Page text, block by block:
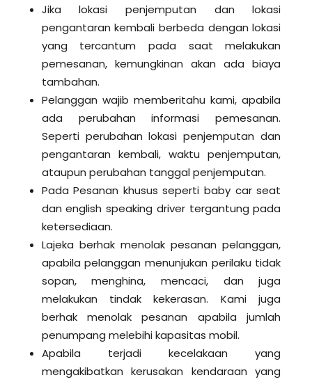
Jika lokasi penjemputan dan lokasi
pengantaran kembali berbeda dengan lokasi
yang tercantum pada saat melakukan
pemesanan, kemungkinan akan ada biaya
tambahan.
Pelanggan wajib memberitahu kami, apabila
ada perubahan informasi pemesanan.
Seperti perubahan lokasi penjemputan dan
pengantaran kembali, waktu penjemputan,
ataupun perubahan tanggal penjemputan.
Pada Pesanan khusus seperti baby car seat
dan english speaking driver tergantung pada
ketersediaan.
Lajeka berhak menolak pesanan pelanggan,
apabila pelanggan menunjukan perilaku tidak
sopan, menghina, mencaci, dan juga
melakukan tindak kekerasan. Kami juga
berhak menolak pesanan apabila jumlah
penumpang melebihi kapasitas mobil.
Apabila terjadi kecelakaan yang
mengakibatkan kerusakan kendaraan yang